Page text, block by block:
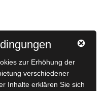
zur Erhöhung der
verschiedener
Inhalte erklären Sie sich